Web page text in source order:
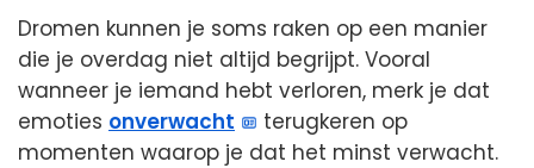
Dromen kunnen je soms raken op een manier
die je overdag niet altijd begrijpt. Vooral
wanneer je iemand hebt verloren, merk je dat
emoties onverwacht
terugkeren op
momenten waarop je dat het minst verwacht.